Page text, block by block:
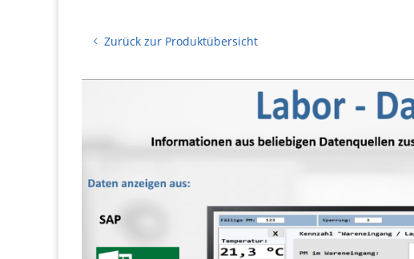
Zurück zur Produktübersicht